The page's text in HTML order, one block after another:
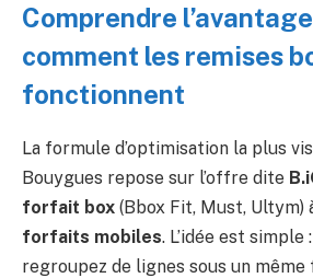
Comprendre
comment les remises
fonctionnent
La formule d’optimisation la plus
Bouygues repose sur l’offre dite
forfait box (Bbox Fit, Must, Ultym)
forfaits mobiles. L’idée est simple
regroupez de lignes sous un même